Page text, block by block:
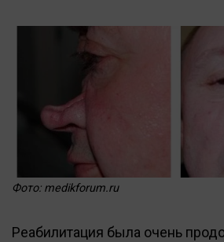
Фото: medikforum.ru
Реабилитация была очень